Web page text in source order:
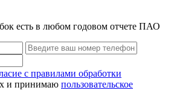
есть в любом годовом отчете ПАО
с правилами обработки
и принимаю пользовательское